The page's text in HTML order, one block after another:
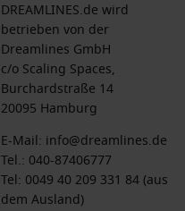
DREAMLINES.de wird
betrieben von der
Dreamlines GmbH
c/o Scaling Spaces,
Burchardstraße 14
20095 Hamburg
E-Mail: info@dreamlines.de
Tel.: 040-87406777
Tel: 0049 40 209 331 84 (aus
dem Ausland)